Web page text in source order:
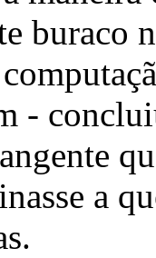
buraco
-
a